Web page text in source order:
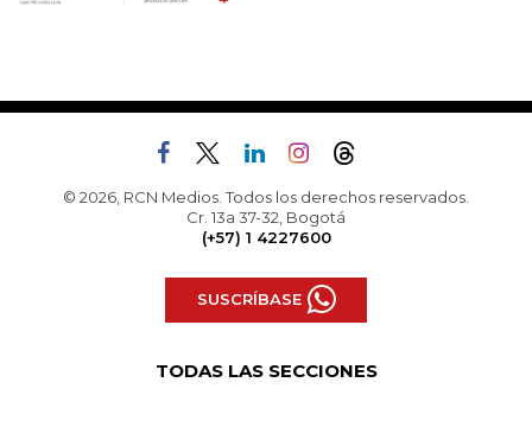
© 2026, RCN Medios. Todos los derechos reservados.
Cr. 13a 37-32, Bogotá
(+57) 1 4227600
SUSCRÍBASE
TODAS LAS SECCIONES